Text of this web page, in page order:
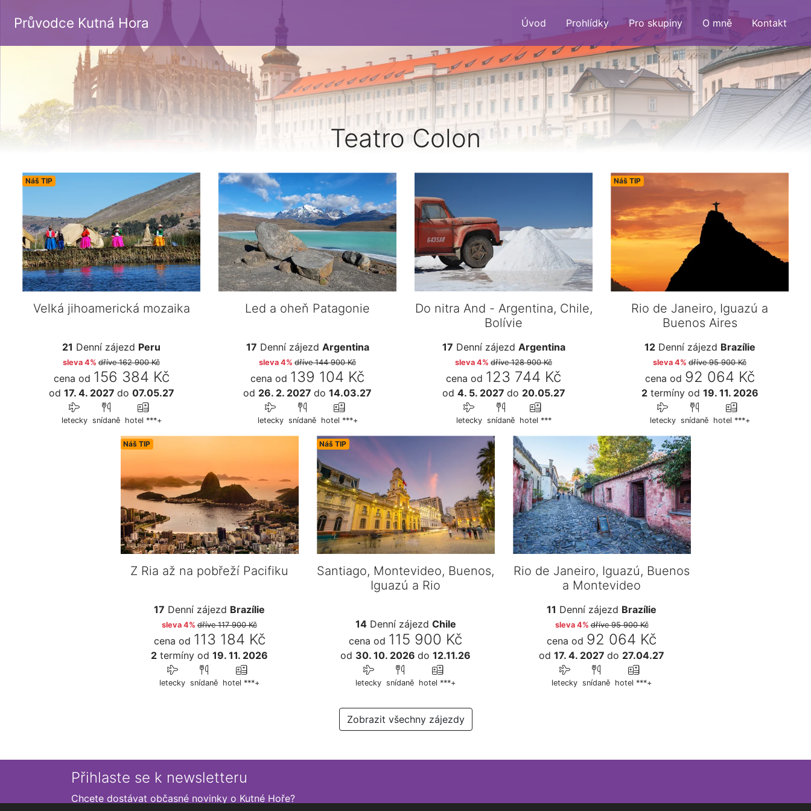
Průvodce Kutná Hora Úvod Prohlídky Pro skupiny O mně Kontakt
Teatro Colon
Náš TIP
Velká jihoamerická mozaika
21 Denní zájezd Peru
sleva 4% dříve162 900 Kč
cena od 156 384 Kč
od 17. 4. 2027 do 07.05.27
letecky snídaně hotel ***+
Led a oheň Patagonie
17 Denní zájezd Argentina
sleva 4% dříve144 900 Kč
cena od 139 104 Kč
od 26. 2. 2027 do 14.03.27
letecky snídaně hotel ***+
Do nitra And - Argentina, Chile,
Bolívie
17 Denní zájezd Argentina
sleva 4% dříve128 900 Kč
cena od 123 744 Kč
od 4. 5. 2027 do 20.05.27
letecky snídaně hotel ***
Náš TIP
Rio de Janeiro, Iguazú a
Buenos Aires
12Denní zájezd Brazílie
sleva 4% dříve95 900 Kč
cena od 92 064 Kč
2termínyod 19. 11. 2026
letecky snídaně hotel ***+
Náš TIP
Z Ria až na pobřeží Pacifiku
17 Denní zájezd Brazílie
sleva 4% dříve117 900 Kč
cena od 113 184 Kč
2 termíny od 19. 11. 2026
letecky snídaně hotel ***+
Náš TIP
Santiago, Montevideo, Buenos,
Iguazú a Rio
14Denní zájezd Chile
cena od 115 900 Kč
od 30. 10. 2026 do 12.11.26
letecky snídaně hotel ***+
Rio de Janeiro, Iguazú, Buenos
a Montevideo
11 Denní zájezd Brazílie
sleva 4% dříve95 900 Kč
cena od 92 064 Kč
od 17. 4. 2027 do 27.04.27
letecky snídaně hotel ***+
Zobrazit všechny zájezdy
Přihlaste se k newsletteru
Chcete dostávat občasné novinky o Kutné Hoře?